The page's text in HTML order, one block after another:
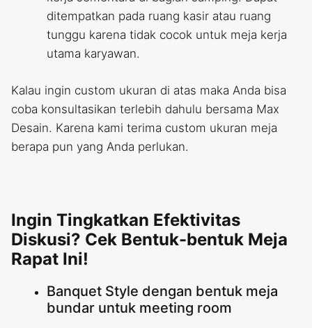
ditempatkan pada ruang kasir atau ruang
tunggu karena tidak cocok untuk meja kerja
utama karyawan.
Kalau ingin custom ukuran di atas maka Anda bisa
coba konsultasikan terlebih dahulu bersama Max
Desain. Karena kami terima custom ukuran meja
berapa pun yang Anda perlukan.
Ingin Tingkatkan Efektivitas
Diskusi? Cek Bentuk-bentuk Meja
Rapat Ini!
Banquet Style dengan bentuk meja
bundar untuk meeting room